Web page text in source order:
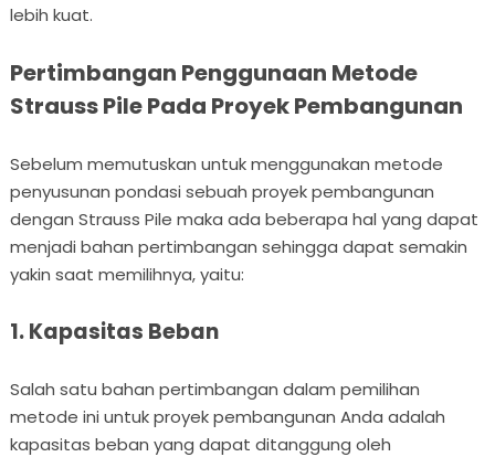
lebih kuat.
Pertimbangan Penggunaan Metode
Strauss Pile Pada Proyek Pembangunan
Sebelum memutuskan untuk menggunakan metode
penyusunan pondasi sebuah proyek pembangunan
dengan Strauss Pile maka ada beberapa hal yang dapat
menjadi bahan pertimbangan sehingga dapat semakin
yakin saat memilihnya, yaitu:
1. Kapasitas Beban
Salah satu bahan pertimbangan dalam pemilihan
metode ini untuk proyek pembangunan Anda adalah
kapasitas beban yang dapat ditanggung oleh